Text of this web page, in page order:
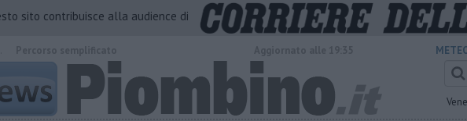
sito contribuisce alla audience di